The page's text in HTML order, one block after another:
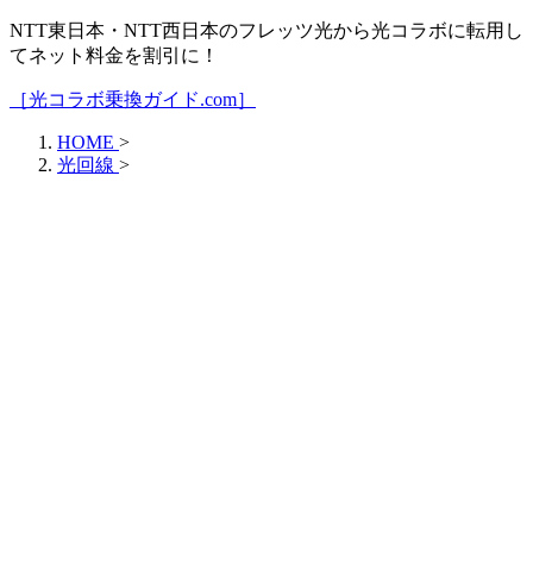
NTT東日本・NTT西日本のフレッツ光から光コラボに転用し
てネット料金を割引に！
［光コラボ乗換ガイド.com］
HOME >
光回線 >